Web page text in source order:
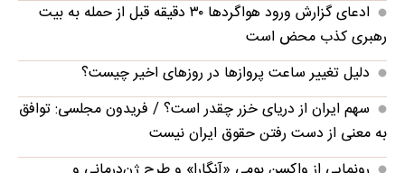
ادعای گزارش ورود هواگردها ٣٠ دقیقه قبل از حمله به بیت
رهبری کذب محض است
دلیل تغییر ساعت پروازها در روزهای اخیر چیست؟
سهم ایران از دریای خزر چقدر است؟ / فریدون مجلسی: توافق
به معنی از دست رفتن حقوق ایران نیست